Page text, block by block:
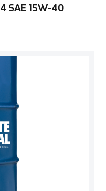
SAE 15W-40